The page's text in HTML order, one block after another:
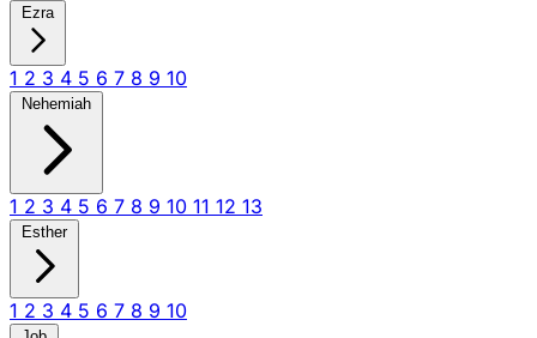
Ezra
1 2 3 4 5 6 7 8 9 10
Nehemiah
1 2 3 4 5 6 7 8 9 10 11 12 13
Esther
1 2 3 4 5 6 7 8 9 10